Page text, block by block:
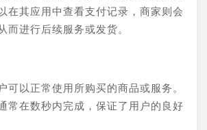
在其应用中查看支付记录，商家则会
而进行后续服务或发货。
可以正常使用所购买的商品或服务。
常在数秒内完成，保证了用户的良好